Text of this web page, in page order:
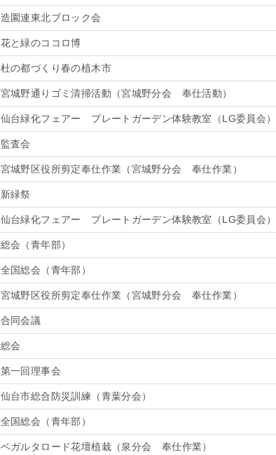
造園連東北ブロック会
花と緑のココロ博
杜の都づくり春の植木市
宮城野通りゴミ清掃活動（宮城野分会 奉仕活動）
仙台緑化フェアー プレートガーデン体験教室（LG委員会）
監査会
宮城野区役所剪定奉仕作業（宮城野分会 奉仕作業）
新緑祭
仙台緑化フェアー プレートガーデン体験教室（LG委員会）
総会（青年部）
全国総会（青年部）
宮城野区役所剪定奉仕作業（宮城野分会 奉仕作業）
合同会議
総会
第一回理事会
仙台市総合防災訓練（青葉分会）
全国総会（青年部）
ベガルタロード花壇植栽（泉分会 奉仕作業）